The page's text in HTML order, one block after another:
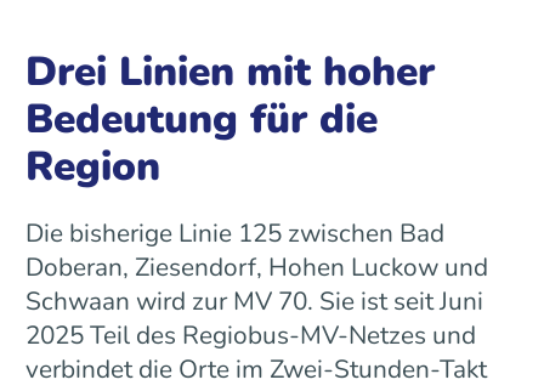
Drei Linien mit hoher
Bedeutung für die
Region
Die bisherige Linie 125 zwischen Bad
Doberan, Ziesendorf, Hohen Luckow und
Schwaan wird zur MV 70. Sie ist seit Juni
2025 Teil des Regiobus-MV-Netzes und
verbindet die Orte im Zwei-Stunden-Takt